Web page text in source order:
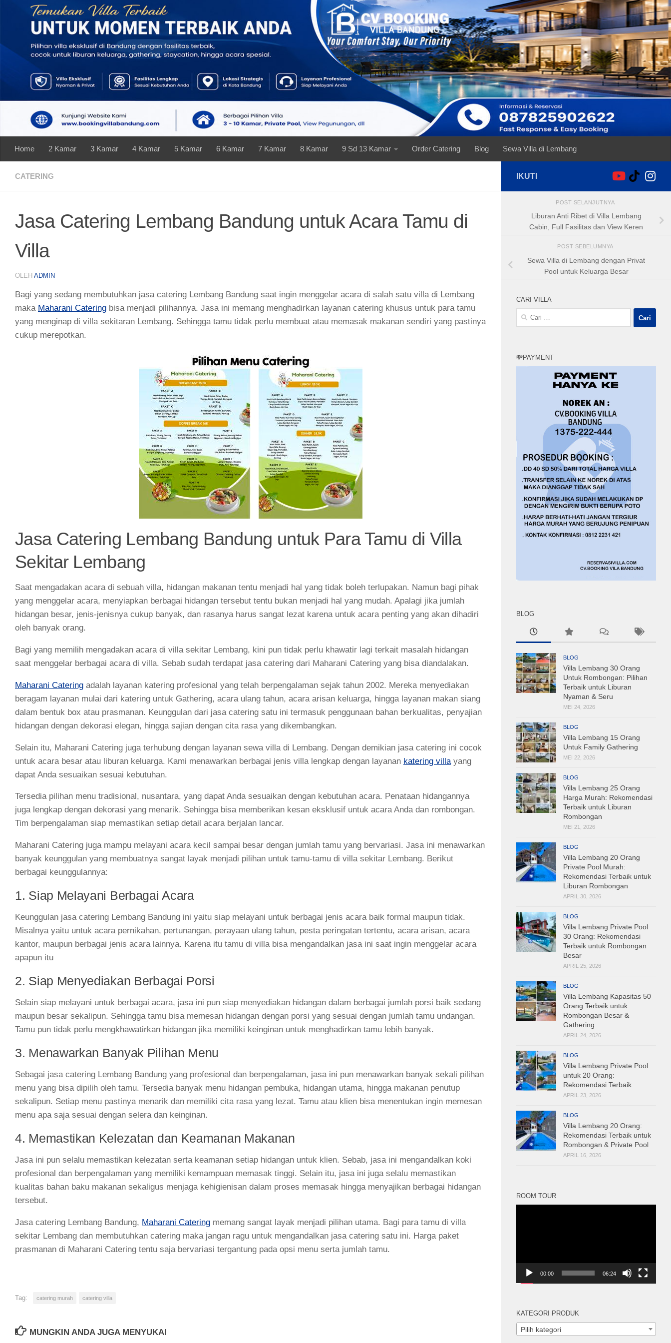
Skip to content
Home 2 Kamar 3 Kamar 4 Kamar 5 Kamar 6 Kamar 7 Kamar 8 Kamar 9 Sd 13 Kamar Order Catering Blog Sewa Villa di Lembang
CATERING
Jasa Catering Lembang Bandung untuk Acara Tamu di
Villa
OLEH ADMIN
Bagi yang sedang membutuhkan jasa catering Lembang Bandung saat ingin menggelar acara di salah satu villa di Lembang
maka Maharani Catering bisa menjadi pilihannya. Jasa ini memang menghadirkan layanan catering khusus untuk para tamu
yang menginap di villa sekitaran Lembang. Sehingga tamu tidak perlu membuat atau memasak makanan sendiri yang pastinya
cukup merepotkan.
Jasa Catering Lembang Bandung untuk Para Tamu di Villa
Sekitar Lembang
Saat mengadakan acara di sebuah villa, hidangan makanan tentu menjadi hal yang tidak boleh terlupakan. Namun bagi pihak
yang menggelar acara, menyiapkan berbagai hidangan tersebut tentu bukan menjadi hal yang mudah. Apalagi jika jumlah
hidangan besar, jenis-jenisnya cukup banyak, dan rasanya harus sangat lezat karena untuk acara penting yang akan dihadiri
oleh banyak orang.
Bagi yang memilih mengadakan acara di villa sekitar Lembang, kini pun tidak perlu khawatir lagi terkait masalah hidangan
saat menggelar berbagai acara di villa. Sebab sudah terdapat jasa catering dari Maharani Catering yang bisa diandalakan.
Maharani Catering adalah layanan katering profesional yang telah berpengalaman sejak tahun 2002. Mereka menyediakan
beragam layanan mulai dari katering untuk Gathering, acara ulang tahun, acara arisan keluarga, hingga layanan makan siang
dalam bentuk box atau prasmanan. Keunggulan dari jasa catering satu ini termasuk penggunaan bahan berkualitas, penyajian
hidangan dengan dekorasi elegan, hingga sajian dengan cita rasa yang dikembangkan.
Selain itu, Maharani Catering juga terhubung dengan layanan sewa villa di Lembang. Dengan demikian jasa catering ini cocok
untuk acara besar atau liburan keluarga. Kami menawarkan berbagai jenis villa lengkap dengan layanan katering villa yang
dapat Anda sesuaikan sesuai kebutuhan.
Tersedia pilihan menu tradisional, nusantara, yang dapat Anda sesuaikan dengan kebutuhan acara. Penataan hidangannya
juga lengkap dengan dekorasi yang menarik. Sehingga bisa memberikan kesan eksklusif untuk acara Anda dan rombongan.
Tim berpengalaman siap memastikan setiap detail acara berjalan lancar.
Maharani Catering juga mampu melayani acara kecil sampai besar dengan jumlah tamu yang bervariasi. Jasa ini menawarkan
banyak keunggulan yang membuatnya sangat layak menjadi pilihan untuk tamu-tamu di villa sekitar Lembang. Berikut
berbagai keunggulannya:
1. Siap Melayani Berbagai Acara
Keunggulan jasa catering Lembang Bandung ini yaitu siap melayani untuk berbagai jenis acara baik formal maupun tidak.
Misalnya yaitu untuk acara pernikahan, pertunangan, perayaan ulang tahun, pesta peringatan tertentu, acara arisan, acara
kantor, maupun berbagai jenis acara lainnya. Karena itu tamu di villa bisa mengandalkan jasa ini saat ingin menggelar acara
apapun itu
2. Siap Menyediakan Berbagai Porsi
Selain siap melayani untuk berbagai acara, jasa ini pun siap menyediakan hidangan dalam berbagai jumlah porsi baik sedang
maupun besar sekalipun. Sehingga tamu bisa memesan hidangan dengan porsi yang sesuai dengan jumlah tamu undangan.
Tamu pun tidak perlu mengkhawatirkan hidangan jika memiliki keinginan untuk menghadirkan tamu lebih banyak.
3. Menawarkan Banyak Pilihan Menu
Sebagai jasa catering Lembang Bandung yang profesional dan berpengalaman, jasa ini pun menawarkan banyak sekali pilihan
menu yang bisa dipilih oleh tamu. Tersedia banyak menu hidangan pembuka, hidangan utama, hingga makanan penutup
sekalipun. Setiap menu pastinya menarik dan memiliki cita rasa yang lezat. Tamu atau klien bisa menentukan ingin memesan
menu apa saja sesuai dengan selera dan keinginan.
4. Memastikan Kelezatan dan Keamanan Makanan
Jasa ini pun selalu memastikan kelezatan serta keamanan setiap hidangan untuk klien. Sebab, jasa ini mengandalkan koki
profesional dan berpengalaman yang memiliki kemampuan memasak tinggi. Selain itu, jasa ini juga selalu memastikan
kualitas bahan baku makanan sekaligus menjaga kehigienisan dalam proses memasak hingga menyajikan berbagai hidangan
tersebut.
Jasa catering Lembang Bandung, Maharani Catering memang sangat layak menjadi pilihan utama. Bagi para tamu di villa
sekitar Lembang dan membutuhkan catering maka jangan ragu untuk mengandalkan jasa catering satu ini. Harga paket
prasmanan di Maharani Catering tentu saja bervariasi tergantung pada opsi menu serta jumlah tamu.
Tag: catering murah catering villa
MUNGKIN ANDA JUGA MENYUKAI
IKUTI
POST SELANJUTNYA
Liburan Anti Ribet di Villa Lembang
Cabin, Full Fasilitas dan View Keren
POST SEBELUMNYA
Sewa Villa di Lembang dengan Privat
Pool untuk Keluarga Besar
CARI VILLA
Cari
untuk:
💸PAYMENT
BLOG
BLOG
Villa Lembang 30 Orang
Untuk Rombongan: Pilihan
Terbaik untuk Liburan
Nyaman & Seru
MEI 24, 2026
BLOG
Villa Lembang 15 Orang
Untuk Family Gathering
MEI 22, 2026
BLOG
Villa Lembang 25 Orang
Harga Murah: Rekomendasi
Terbaik untuk Liburan
Rombongan
MEI 21, 2026
BLOG
Villa Lembang 20 Orang
Private Pool Murah:
Rekomendasi Terbaik untuk
Liburan Rombongan
APRIL 30, 2026
BLOG
Villa Lembang Private Pool
30 Orang: Rekomendasi
Terbaik untuk Rombongan
Besar
APRIL 25, 2026
BLOG
Villa Lembang Kapasitas 50
Orang Terbaik untuk
Rombongan Besar &
Gathering
APRIL 24, 2026
BLOG
Villa Lembang Private Pool
untuk 20 Orang:
Rekomendasi Terbaik
APRIL 23, 2026
BLOG
Villa Lembang 20 Orang:
Rekomendasi Terbaik untuk
Rombongan & Private Pool
APRIL 16, 2026
ROOM TOUR
00:00 06:24
KATEGORI PRODUK
Pilih kategori